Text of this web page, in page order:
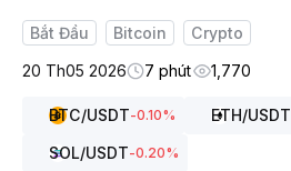
Bắt Đầu Bitcoin
Crypto
20 Th05 2026
7 phút 1,770
BTC/USDT-0.10% ETH/USDT
SOL/USDT-0.20%